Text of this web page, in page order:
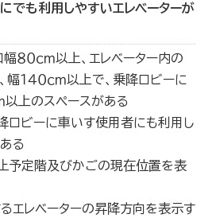
でも利用しやすいエレベーターが
８０ｃｍ以上、エレベーター内の
幅１４０ｃｍ以上で、乗降ロビーに
ｍ以上のスペースがある
ロビーに車いす使用者にも利用し
る
予定階及びかごの現在位置を表
エレベーターの昇降方向を表示す